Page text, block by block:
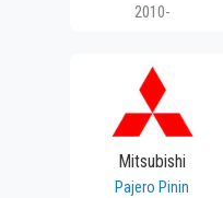
2010-
Mitsubishi
Pajero Pinin